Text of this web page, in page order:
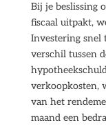
Bij je beslissing
fiscaal uitpakt,
Investering snel
verschil tussen
verkoopkosten,
van het
maand een